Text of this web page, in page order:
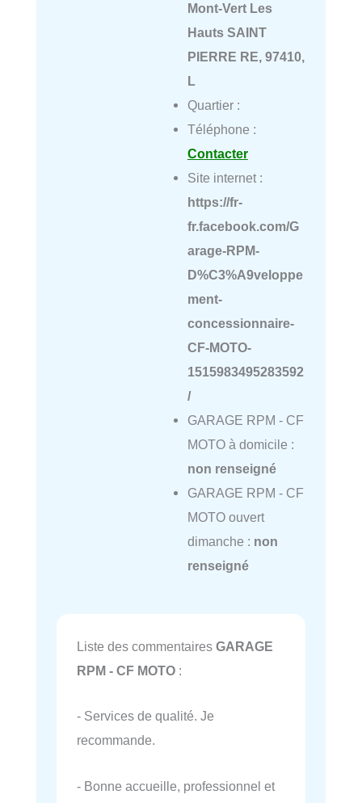
Mont-Vert Les
Hauts SAINT
PIERRE RE, 97410,
L
Quartier :
Téléphone :
Contacter
Site internet :
https://fr-
fr.facebook.com/G
arage-RPM-
D%C3%A9veloppe
ment-
concessionnaire-
CF-MOTO-
1515983495283592
/
GARAGE RPM - CF
MOTO à domicile :
non renseigné
GARAGE RPM - CF
MOTO ouvert
dimanche : non
renseigné
Liste des commentaires GARAGE
RPM - CF MOTO :
- Services de qualité. Je
recommande.
- Bonne accueille, professionnel et